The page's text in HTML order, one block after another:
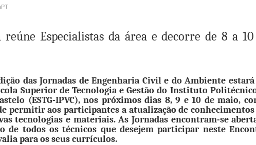
Especialistas da área e decorre de 8 a 10
das Jornadas de Engenharia Civil e do Ambiente
Superior de Tecnologia e Gestão do Instituto
(ESTG-IPVC), nos próximos dias 8, 9 e 10 de maio,
permitir aos participantes a atualização de
tecnologias e materiais. As Jornadas encontram-se
de todos os técnicos que desejem participar neste
para os seus currículos.